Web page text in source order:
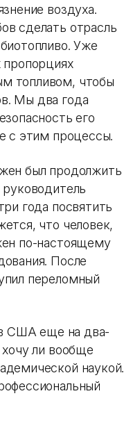
воздуха.
сделать отрасль
Уже
пропорциях
топливом, чтобы
Мы два года
его
с этим процессы.
был продолжить
года посвятить
что человек,
по-настоящему
После
переломный
в США еще на два-
ли вообще
наукой.